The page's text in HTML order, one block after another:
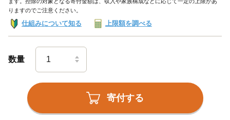
ます。控除の対象となる寄付金額は、収入や家族構成などに応じて一定の上限があ
りますのでご注意ください。
仕組みについて知る 上限額を調べる
数量
寄付する